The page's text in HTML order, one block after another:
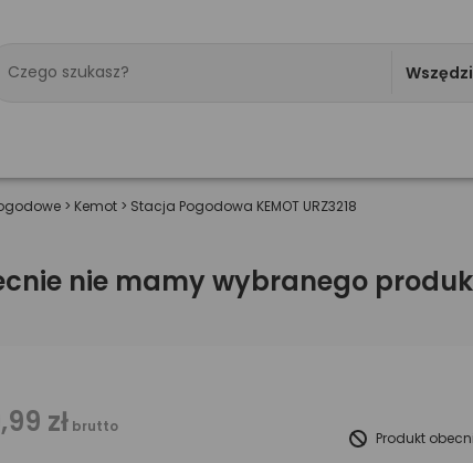
> Kemot > Stacja Pogodowa KEMOT URZ3218
nie mamy wybranego
zł brutto
Produkt